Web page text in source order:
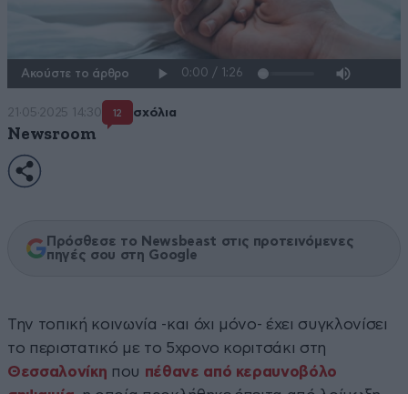
Ακούστε το άρθρο
21·05·2025 14:30 12 σχόλια
Newsroom
Πρόσθεσε το Newsbeast στις προτεινόμενες
πηγές σου στη Google
Την τοπική κοινωνία -και όχι μόνο- έχει συγκλονίσει
το περιστατικό με το 5χρονο κοριτσάκι στη
Θεσσαλονίκη που πέθανε από κεραυνοβόλο